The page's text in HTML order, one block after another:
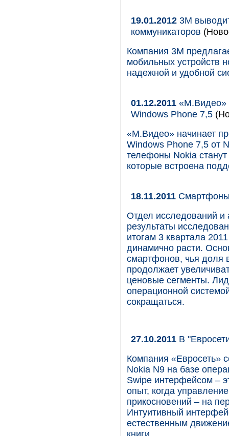
19.01.2012 3M
коммуникаторов
Компания 3М
мобильных устройств
надежной и удобной
01.12.2011 «М.Видео»
Windows Phone 7,5
«М.Видео» начинает
Windows Phone 7,5 от
телефоны Nokia
которые встроена
18.11.2011
Отдел исследований и
результаты
итогам 3 квартала
динамично расти.
смартфонов, чья доля
продолжает
ценовые сегменты.
операционной
сокращаться.
27.10.2011 В
Компания «Евросеть»
Nokia N9 на базе
Swipe интерфейсом –
опыт, когда
прикосновений – на
Интуитивный
естественным
книги.